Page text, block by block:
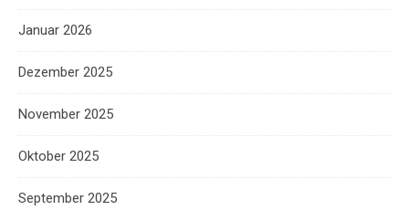
Januar 2026
Dezember 2025
November 2025
Oktober 2025
September 2025